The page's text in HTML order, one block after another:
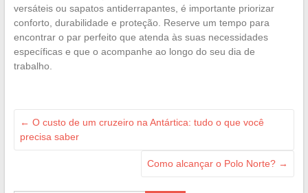
versáteis ou sapatos antiderrapantes, é importante priorizar
conforto, durabilidade e proteção. Reserve um tempo para
encontrar o par perfeito que atenda às suas necessidades
específicas e que o acompanhe ao longo do seu dia de
trabalho.
← O custo de um cruzeiro na Antártica: tudo o que você
precisa saber
Como alcançar o Polo Norte? →